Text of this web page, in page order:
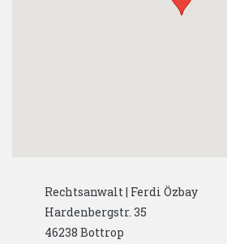
Rechtsanwalt | Ferdi Özbay
Hardenbergstr. 35
46238 Bottrop